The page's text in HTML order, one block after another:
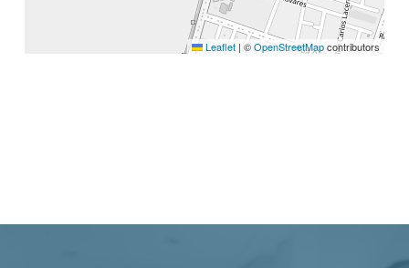
Leaflet | ©OpenStreetMapcontributors